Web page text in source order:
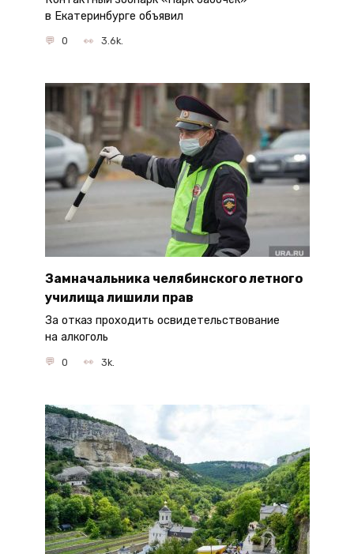
в Екатеринбурге объявил
0 3.6k.
Замначальника челябинского летного
училища лишили прав
За отказ проходить освидетельствование
на алкоголь
0 3k.